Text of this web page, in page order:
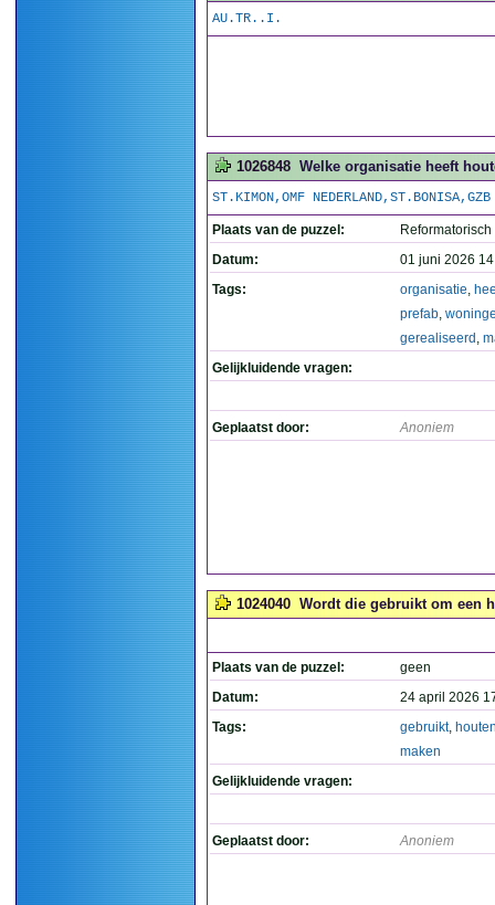
AU.TR..I.
1026848 Welke organisatie heeft
ST.KIMON,OMF NEDERLAND,ST.BONISA,GZB
Plaats van de puzzel:
Datum:
01 juni 2026
Tags:
organisatie,
prefab,
gerealiseerd ,
Gelijkluidende vragen:
Geplaatst door: Anoniem
1024040 Wordt die gebruikt om een
Plaats van de puzzel:
geen
Datum:
24 april 2026
Tags:
gebruikt,
maken
Gelijkluidende vragen:
Geplaatst door: Anoniem